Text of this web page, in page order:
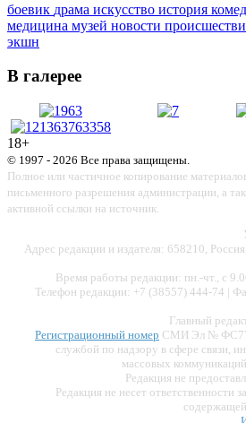
боевик драма искусство история
медицина музей новости
экшн
В галерее
18+
© 1997 - 2026 Все права защищены.
Полное или частичное копирование
письменного разрешения администрации, а
активной ссылки на источник.
Адрес редакции и издателя: 658210,
Время работы редакции: пн.-чт., с
Телефон редакции: +7 (38557) 444-74 |
Главный
Регистрационный номер СМИ Эл № ФС77-
службой по надзору в сфере связи,
массовых
Редакция не
Редакция не несет ответственности